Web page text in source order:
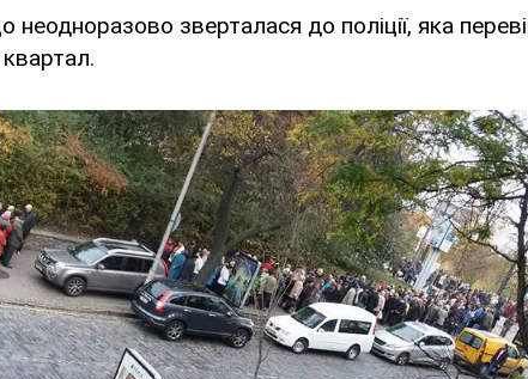
неодноразово зверталася до поліції, яка